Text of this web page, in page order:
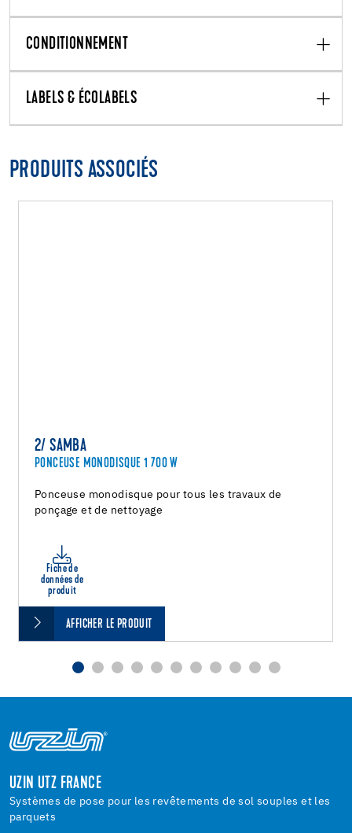
CONDITIONNEMENT
LABELS & ÉCOLABELS
PRODUITS ASSOCIÉS
2/ SAMBA
PONCEUSE MONODISQUE 1 700 W
Ponceuse monodisque pour tous les travaux de
ponçage et de nettoyage
Fiche de
données de
produit
AFFICHER LE PRODUIT
UZIN UTZ FRANCE
Systèmes de pose pour les revêtements de sol souples et les
parquets